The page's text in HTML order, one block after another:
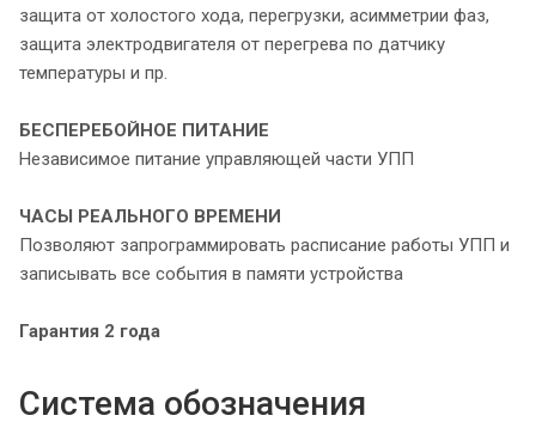
защита от холостого хода, перегрузки, асимметрии фаз,
защита электродвигателя от перегрева по датчику
температуры и пр.
БЕСПЕРЕБОЙНОЕ ПИТАНИЕ
Независимое питание управляющей части УПП
ЧАСЫ РЕАЛЬНОГО ВРЕМЕНИ
Позволяют запрограммировать расписание работы УПП и
записывать все события в памяти устройства
Гарантия 2 года
Система обозначения